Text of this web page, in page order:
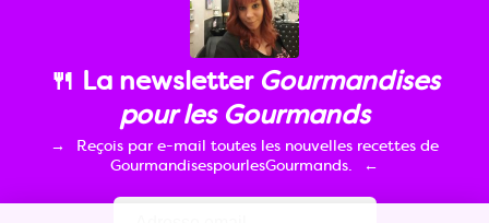
🍴 La newsletter Gourmandises
pour les Gourmands
Reçois par e-mail toutes les nouvelles recettes de
GourmandisespourlesGourmands.